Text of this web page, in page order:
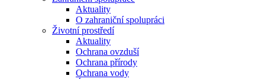
Aktuality
O zahraniční spolupráci
Životní prostředí
Aktuality
Ochrana ovzduší
Ochrana přírody
Ochrana vody